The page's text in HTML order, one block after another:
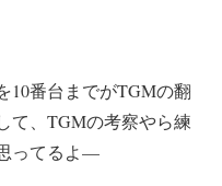
10番台までがTGMの翻
て、TGMの考察やら練
ってるよ—